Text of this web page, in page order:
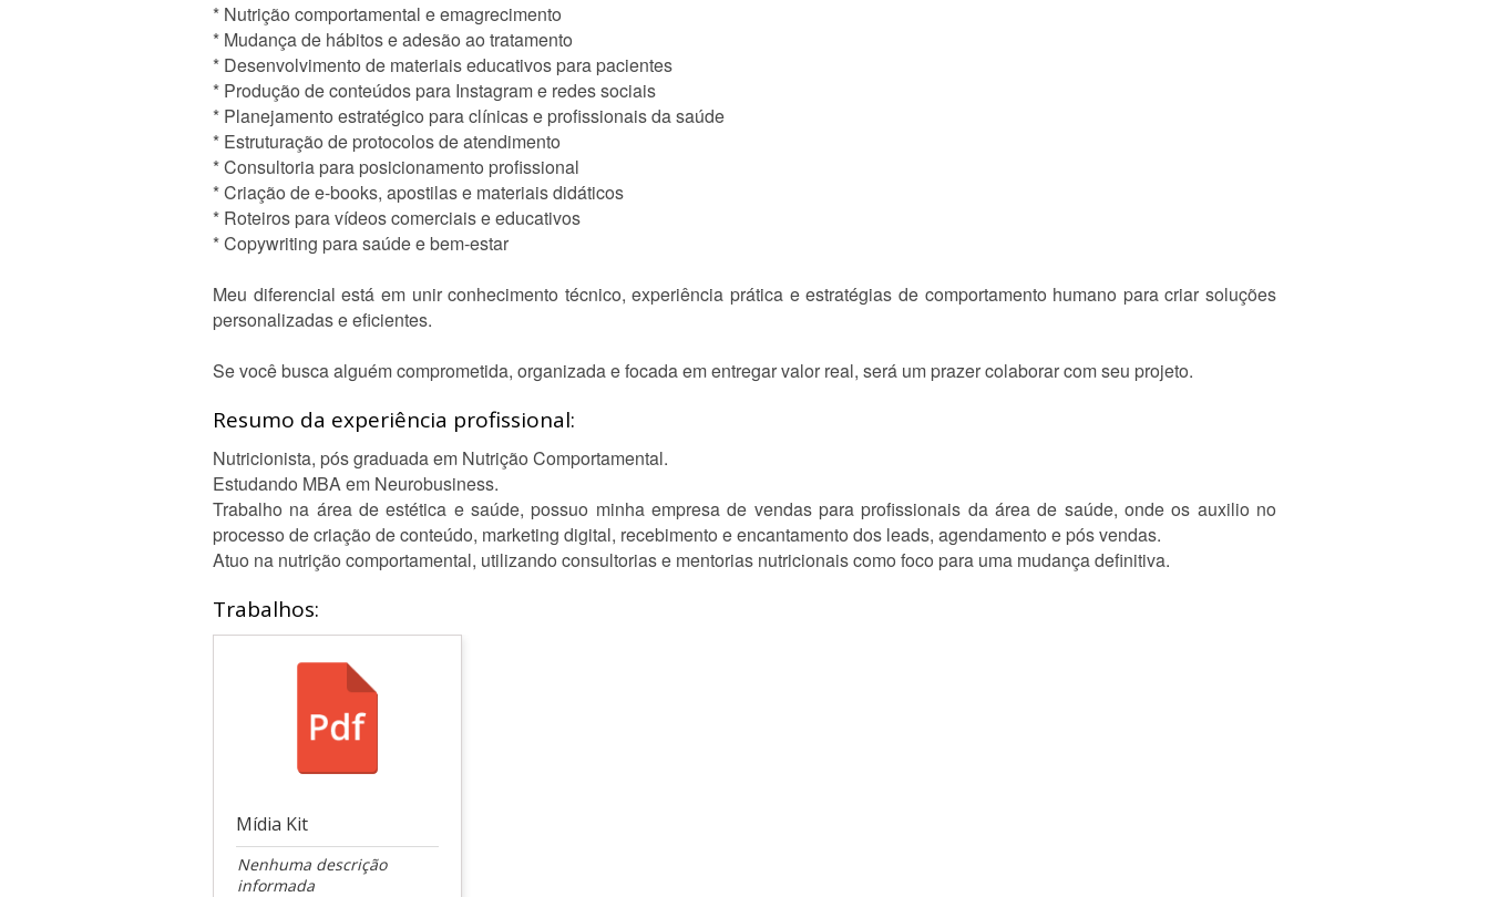
* Nutrição comportamental e emagrecimento
* Mudança de hábitos e adesão ao tratamento
* Desenvolvimento de materiais educativos para pacientes
* Produção de conteúdos para Instagram e redes sociais
* Planejamento estratégico para clínicas e profissionais da saúde
* Estruturação de protocolos de atendimento
* Consultoria para posicionamento profissional
* Criação de e-books, apostilas e materiais didáticos
* Roteiros para vídeos comerciais e educativos
* Copywriting para saúde e bem-estar
Meu diferencial está em unir conhecimento técnico, experiência prática e estratégias de comportamento humano para criar soluções
personalizadas e eficientes.
Se você busca alguém comprometida, organizada e focada em entregar valor real, será um prazer colaborar com seu projeto.
Resumo da experiência profissional:
Nutricionista, pós graduada em Nutrição Comportamental.
Estudando MBA em Neurobusiness.
Trabalho na área de estética e saúde, possuo minha empresa de vendas para profissionais da área de saúde, onde os auxilio no
processo de criação de conteúdo, marketing digital, recebimento e encantamento dos leads, agendamento e pós vendas.
Atuo na nutrição comportamental, utilizando consultorias e mentorias nutricionais como foco para uma mudança definitiva.
Trabalhos:
Mídia Kit
Nenhuma descrição
informada